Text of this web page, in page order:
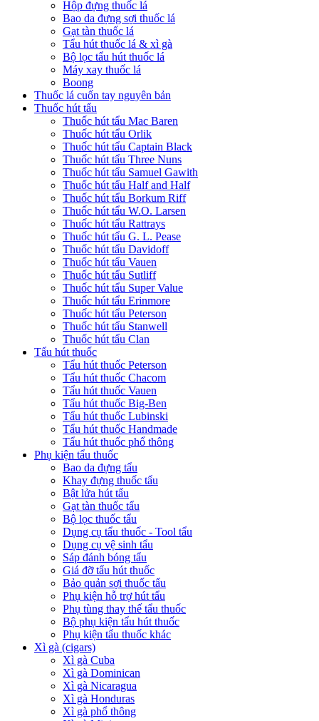
Hộp đựng thuốc lá
Bao da đựng sợi thuốc lá
Gạt tàn thuốc lá
Tẩu hút thuốc lá & xì gà
Bộ lọc tẩu hút thuốc lá
Máy xay thuốc lá
Boong
Thuốc lá cuốn tay nguyên bản
Thuốc hút tẩu
Thuốc hút tẩu Mac Baren
Thuốc hút tẩu Orlik
Thuốc hút tẩu Captain Black
Thuốc hút tẩu Three Nuns
Thuốc hút tẩu Samuel Gawith
Thuốc hút tẩu Half and Half
Thuốc hút tẩu Borkum Riff
Thuốc hút tẩu W.O. Larsen
Thuốc hút tẩu Rattrays
Thuốc hút tẩu G. L. Pease
Thuốc hút tẩu Davidoff
Thuốc hút tẩu Vauen
Thuốc hút tẩu Sutliff
Thuốc hút tẩu Super Value
Thuốc hút tẩu Erinmore
Thuốc hút tẩu Peterson
Thuốc hút tẩu Stanwell
Thuốc hút tẩu Clan
Tẩu hút thuốc
Tẩu hút thuốc Peterson
Tẩu hút thuốc Chacom
Tẩu hút thuốc Vauen
Tẩu hút thuốc Big-Ben
Tẩu hút thuốc Lubinski
Tẩu hút thuốc Handmade
Tẩu hút thuốc phổ thông
Phụ kiện tẩu thuốc
Bao da đựng tẩu
Khay đựng thuốc tẩu
Bật lửa hút tẩu
Gạt tàn thuốc tẩu
Bộ lọc thuốc tẩu
Dụng cụ tẩu thuốc - Tool tẩu
Dụng cụ vệ sinh tẩu
Sáp đánh bóng tẩu
Giá đỡ tẩu hút thuốc
Bảo quản sợi thuốc tẩu
Phụ kiện hỗ trợ hút tẩu
Phụ tùng thay thế tẩu thuốc
Bộ phụ kiện tẩu hút thuốc
Phụ kiện tẩu thuốc khác
Xì gà (cigars)
Xì gà Cuba
Xì gà Dominican
Xì gà Nicaragua
Xì gà Honduras
Xì gà phổ thông